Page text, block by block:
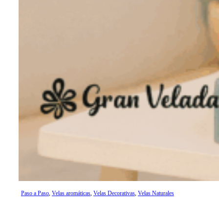
Paso a Paso Velas aromáticas Velas Decorativas Velas Naturales